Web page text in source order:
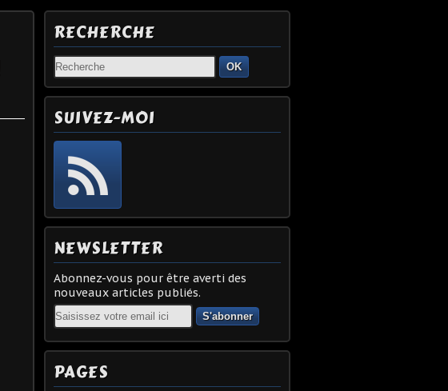
RECHERCHE
OK
SUIVEZ-MOI
NEWSLETTER
Abonnez-vous pour être averti des
nouveaux articles publiés.
Email
PAGES